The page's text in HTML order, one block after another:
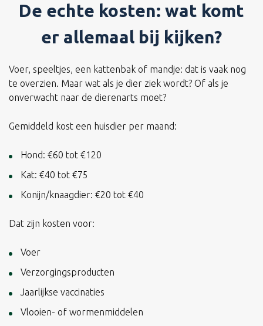
De echte kosten: wat komt
er allemaal bij kijken?
Voer, speeltjes, een kattenbak of mandje: dat is vaak nog
te overzien. Maar wat als je dier ziek wordt? Of als je
onverwacht naar de dierenarts moet?
Gemiddeld kost een huisdier per maand:
Hond: €60 tot €120
Kat: €40 tot €75
Konijn/knaagdier: €20 tot €40
Dat zijn kosten voor:
Voer
Verzorgingsproducten
Jaarlijkse vaccinaties
Vlooien- of wormenmiddelen